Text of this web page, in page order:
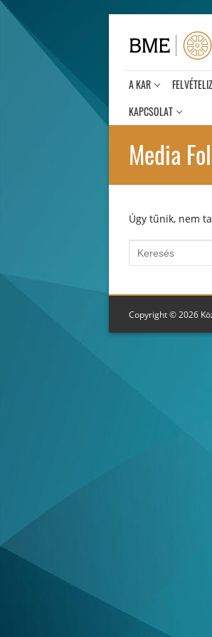
tartalomra
A KAR
KAPCSOLAT
Media
Úgy tűnik, nem
Keresése:
Copyright © 2026